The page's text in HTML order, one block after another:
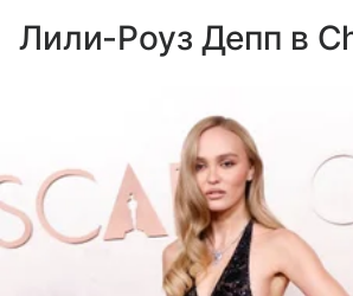
Лили-Роуз Депп в